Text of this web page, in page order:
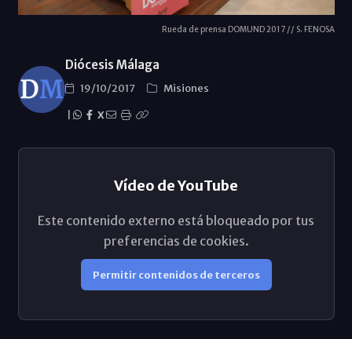
Rueda de prensa DOMUND 2017 // S. FENOSA
Diócesis Málaga
19/10/2017
Misiones
X
Vídeo de YouTube
Este contenido externo está bloqueado por tus
preferencias de cookies.
Permitir contenidos de terceros